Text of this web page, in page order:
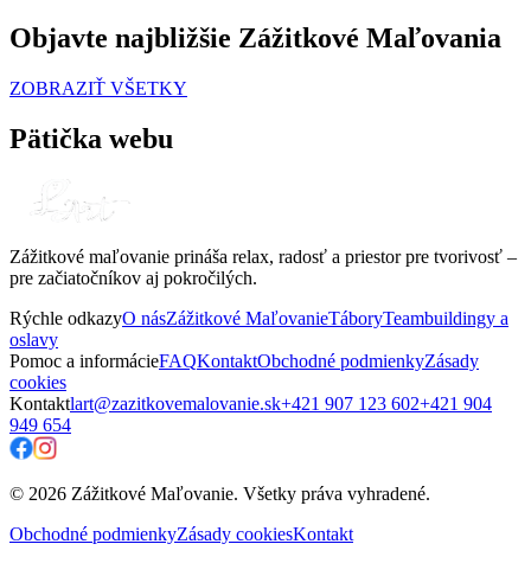
Objavte najbližšie Zážitkové Maľovania
ZOBRAZIŤ VŠETKY
Pätička webu
Zážitkové maľovanie prináša relax, radosť a priestor pre tvorivosť –
pre začiatočníkov aj pokročilých.
Rýchle odkazyO násZážitkové MaľovanieTáboryTeambuildingy a
oslavy
Pomoc a informácieFAQKontaktObchodné podmienkyZásady
cookies
Kontaktlart@zazitkovemalovanie.sk+421 907 123 602+421 904
949 654
© 2026 Zážitkové Maľovanie. Všetky práva vyhradené.
Obchodné podmienkyZásady cookiesKontakt